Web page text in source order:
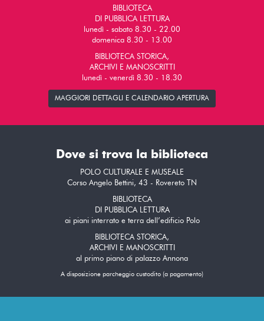
BIBLIOTECA
DI PUBBLICA LETTURA
lunedì - sabato 8.30 - 22.00
domenica 8.30 - 13.00
BIBLIOTECA STORICA,
ARCHIVI E MANOSCRITTI
lunedì - venerdì 8.30 - 18.30
MAGGIORI DETTAGLI E CALENDARIO APERTURA
Dove si trova la biblioteca
POLO CULTURALE E MUSEALE
Corso Angelo Bettini, 43 - Rovereto TN
BIBLIOTECA
DI PUBBLICA LETTURA
ai piani interrato e terra dell’edificio Polo
BIBLIOTECA STORICA,
ARCHIVI E MANOSCRITTI
al primo piano di palazzo Annona
A disposizione parcheggio custodito (a pagamento)